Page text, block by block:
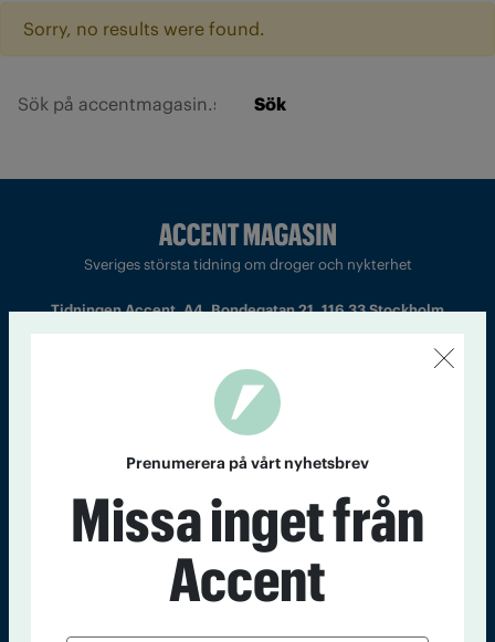
Sorry, no results were found.
Sök
Sveriges största tidning om droger och nykterhet
Tidningen Accent, A4, Bondegatan 21, 116 33 Stockholm
Chefredaktör och ansvarig utgivare: Barbro Janson Lundkvist,
barbro@a4.se.
Kontakt Om Tidningen Tidningsarkiv In English
Läs tidigare
Prenumerera på vårt nyhetsbrev
Missa inget från
Accent